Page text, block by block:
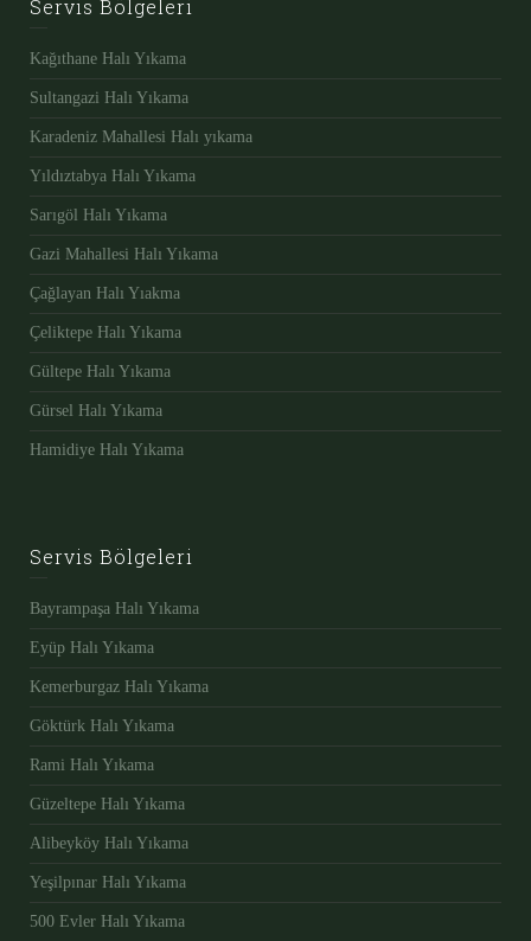
Servis Bölgeleri
Kağıthane Halı Yıkama
Sultangazi Halı Yıkama
Karadeniz Mahallesi Halı yıkama
Yıldıztabya Halı Yıkama
Sarıgöl Halı Yıkama
Gazi Mahallesi Halı Yıkama
Çağlayan Halı Yıakma
Çeliktepe Halı Yıkama
Gültepe Halı Yıkama
Gürsel Halı Yıkama
Hamidiye Halı Yıkama
Servis Bölgeleri
Bayrampaşa Halı Yıkama
Eyüp Halı Yıkama
Kemerburgaz Halı Yıkama
Göktürk Halı Yıkama
Rami Halı Yıkama
Güzeltepe Halı Yıkama
Alibeyköy Halı Yıkama
Yeşilpınar Halı Yıkama
500 Evler Halı Yıkama